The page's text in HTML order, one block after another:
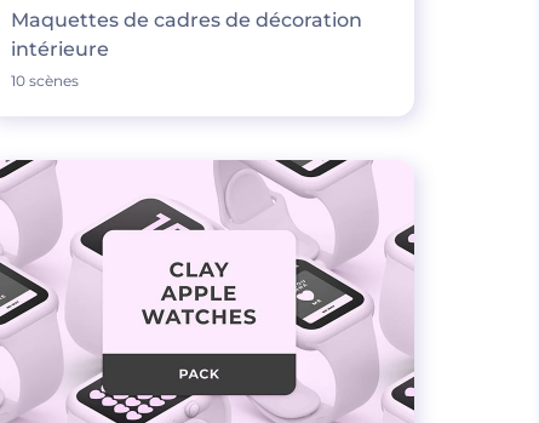
Maquettes de cadres de décoration
intérieure
10 scènes